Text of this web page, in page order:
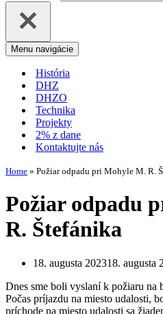
Menu navigácie
História
DHZ
DHZO
Technika
Projekty
2% z dane
Kontaktujte nás
Home » Požiar odpadu pri Mohyle M. R.
Požiar odpadu
R. Štefánika
18. augusta 202318. augusta
Dnes sme boli vyslaní k požiaru na
Počas príjazdu na miesto udalosti,
príchode na miesto udalosti sa